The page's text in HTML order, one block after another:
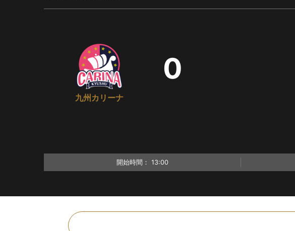
九州カリーナ
0
開始時間： 13:00